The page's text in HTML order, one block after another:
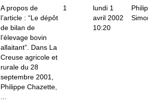
A propos de
l’article : “Le dépôt
de bilan de
l’élevage bovin
allaitant”. Dans La
Creuse agricole et
rurale du 28
septembre 2001,
Philippe Chazette,
1
lundi 1
avril 2002
10:20